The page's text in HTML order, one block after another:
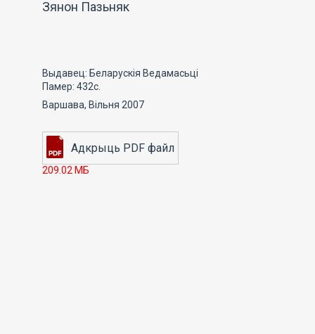
Зянон Пазьняк
Выдавец: Беларускія Ведамасьці
Памер: 432с.
Варшава, Вільня 2007
209.02 МБ